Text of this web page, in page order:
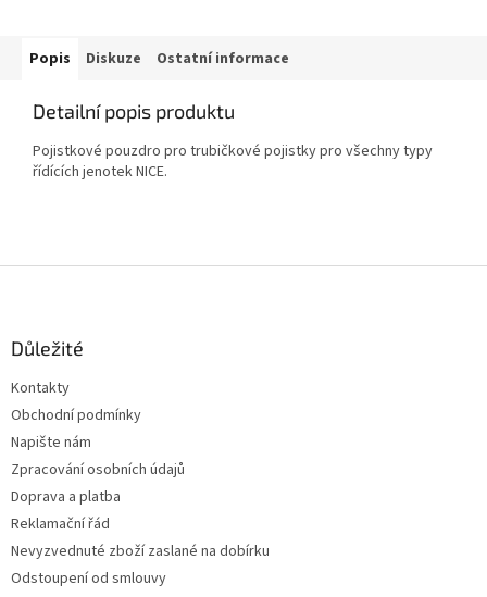
Popis Diskuze Ostatní informace
Detailní popis produktu
Pojistkové pouzdro pro trubičkové pojistky pro všechny typy
řídících jenotek NICE.
Důležité
Kontakty
Obchodní podmínky
Napište nám
Zpracování osobních údajů
Doprava a platba
Reklamační řád
Nevyzvednuté zboží zaslané na dobírku
Odstoupení od smlouvy